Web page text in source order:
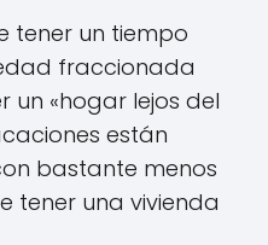
tener un tiempo
fraccionada
un «hogar lejos del
están
bastante menos
tener una vivienda